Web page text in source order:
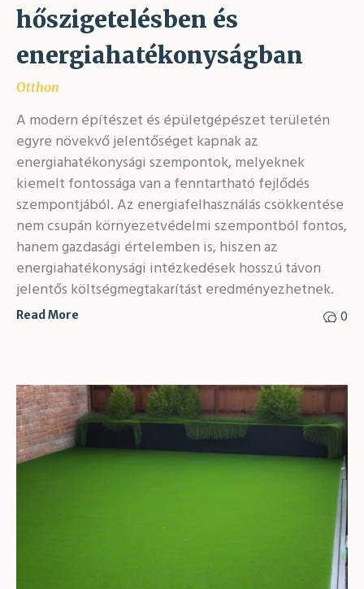
hőszigetelésben és
energiahatékonyságban
Otthon
A modern építészet és épületgépészet területén
egyre növekvő jelentőséget kapnak az
energiahatékonysági szempontok, melyeknek
kiemelt fontossága van a fenntartható fejlődés
szempontjából. Az energiafelhasználás csökkentése
nem csupán környezetvédelmi szempontból fontos,
hanem gazdasági értelemben is, hiszen az
energiahatékonysági intézkedések hosszú távon
jelentős költségmegtakarítást eredményezhetnek.
0
Read More